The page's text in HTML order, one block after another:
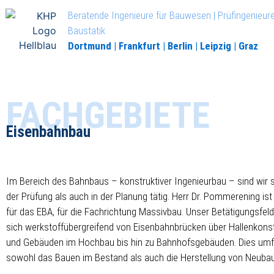
Beratende Ingenieure für Bauwesen |
Baustatik
Dortmund | Frankfurt | Berlin | Leipzig | Graz
FACHGEBIETE
Eisenbahnbau
Im Bereich des Bahnbaus – konstruktiver Ingenieurbau – sind wir
der Prüfung als auch in der Planung tätig. Herr Dr. Pommerening ist
für das EBA, für die Fachrichtung Massivbau. Unser
sich werkstoffübergreifend von Eisenbahnbrücken über
und Gebäuden im Hochbau bis hin zu Bahnhofsgebäuden. Dies
sowohl das Bauen im Bestand als auch die Herstellung von